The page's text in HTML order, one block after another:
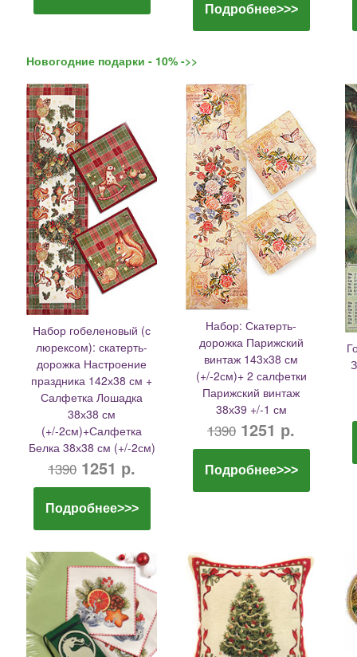
Подробнее>>>
Новогодние подарки - 10% ->>
Набор гобеленовый (с
люрексом): скатерть-
дорожка Настроение
праздника 142х38 см +
Салфетка Лошадка
38х38 см
(+/-2см)+Салфетка
Белка 38х38 см (+/-2см)
1390 1251 р.
Подробнее>>>
Набор: Скатерть-
дорожка Парижский
винтаж 143х38 см
(+/-2см)+ 2 салфетки
Парижский винтаж
38х39 +/-1 см
1390 1251 р.
Подробнее>>>